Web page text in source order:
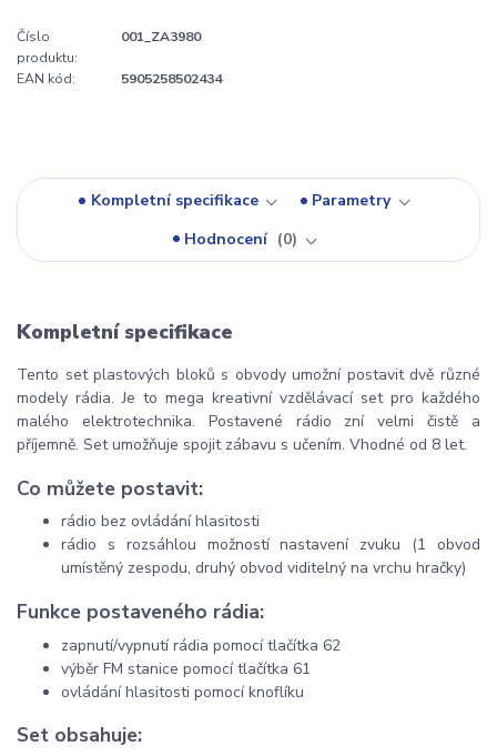
Číslo
produktu:
001_ZA3980
EAN kód: 5905258502434
Kompletní specifikace
Parametry
Hodnocení
0
Kompletní specifikace
Tento set plastových bloků s obvody umožní postavit dvě různé
modely rádia. Je to mega kreativní vzdělávací set pro každého
malého elektrotechnika. Postavené rádio zní velmi čistě a
příjemně. Set umožňuje spojit zábavu s učením. Vhodné od 8 let.
Co můžete postavit:
rádio bez ovládání hlasitosti
rádio s rozsáhlou možností nastavení zvuku (1 obvod
umístěný zespodu, druhý obvod viditelný na vrchu hračky)
Funkce postaveného rádia:
zapnutí/vypnutí rádia pomocí tlačítka 62
výběr FM stanice pomocí tlačítka 61
ovládání hlasitosti pomocí knoflíku
Set obsahuje: